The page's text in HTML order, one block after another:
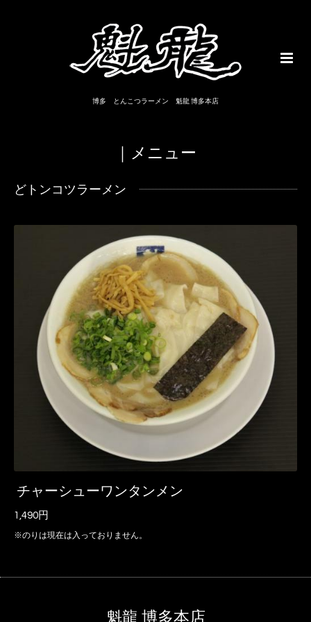
博多 とんこつラーメン 魁龍 博多本店
｜メニュー
どトンコツラーメン
チャーシューワンタンメン
1,490円
※のりは現在は入っておりません。
魁龍 博多本店